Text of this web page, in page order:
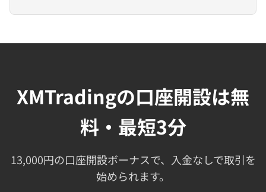
XMTradingの口座開設は無
料・最短3分
13,000円の口座開設ボーナスで、入金なしで取引を
始められます。